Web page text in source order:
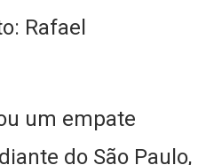
Rafael
um empate
do São Paulo,